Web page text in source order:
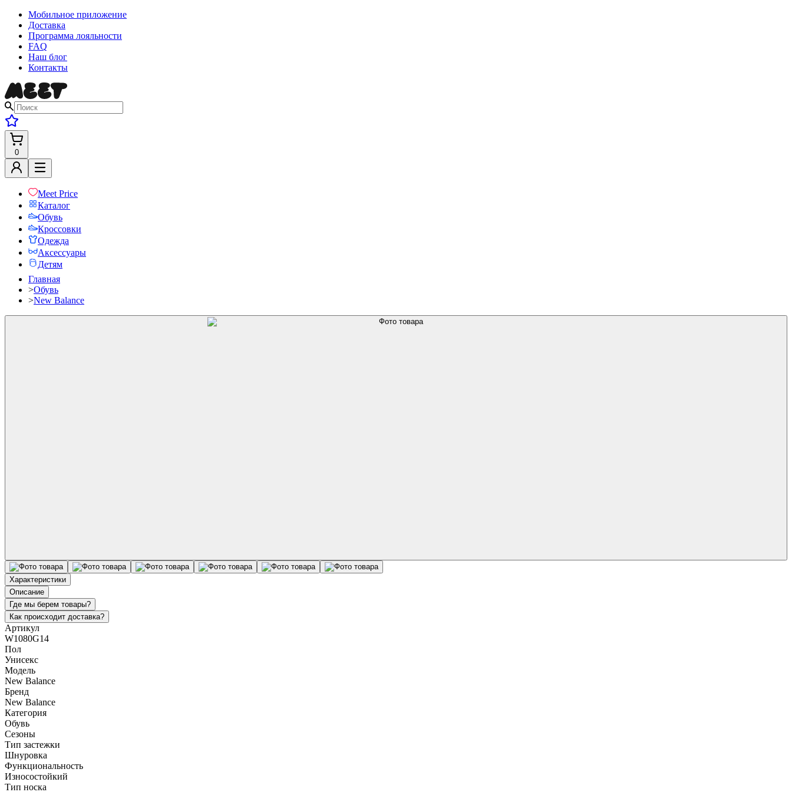
Мобильное приложение
Доставка
Программа лояльности
FAQ
Наш блог
Контакты
0
Meet Price
Каталог
Обувь
Кроссовки
Одежда
Аксессуары
Детям
Главная
>Обувь
>New Balance
Характеристики
Описание
Где мы берем товары?
Как происходит доставка?
Артикул
W1080G14
Пол
Унисекс
Модель
New Balance
Бренд
New Balance
Категория
Обувь
Сезоны
Тип застежки
Шнуровка
Функциональность
Износостойкий
Тип носка